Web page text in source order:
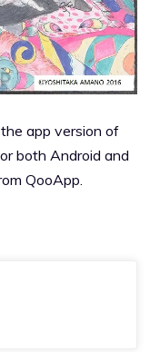
app version of
both Android and
QooApp.